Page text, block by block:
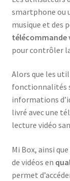
smartphone ou
musique et des
télécommande
pour contrôler
Alors que les
fonctionnalités
informations
livré avec une
lecture vidéo
Mi Box, ainsi
de vidéos en
permet